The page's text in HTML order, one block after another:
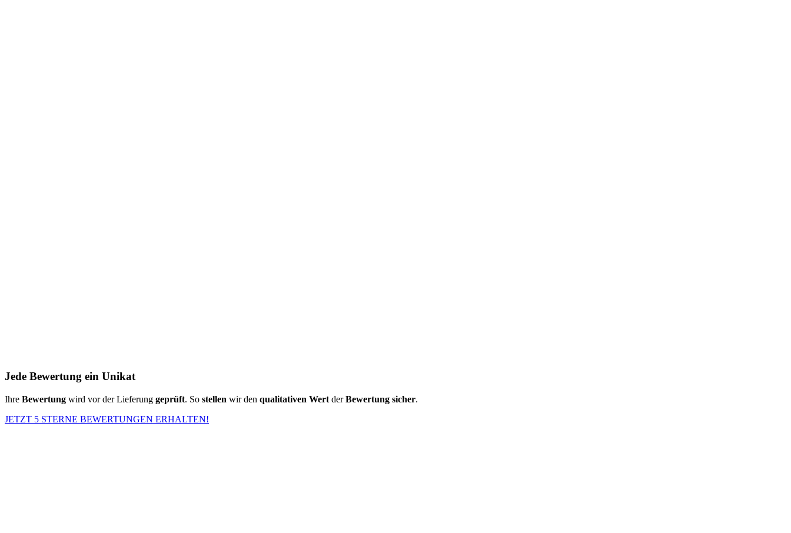
Jede Bewertung ein Unikat
Ihre Bewertung wird vor der Lieferung geprüft. So stellen wir den qualitativen Wert derBewertung sicher.
JETZT 5 STERNE BEWERTUNGEN ERHALTEN!